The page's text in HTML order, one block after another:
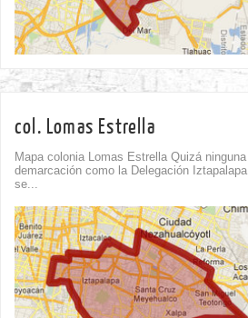
col. Lomas Estrella
Mapa colonia Lomas Estrella Quizá ninguna
demarcación como la Delegación Iztapalapa
se...
0
Comment